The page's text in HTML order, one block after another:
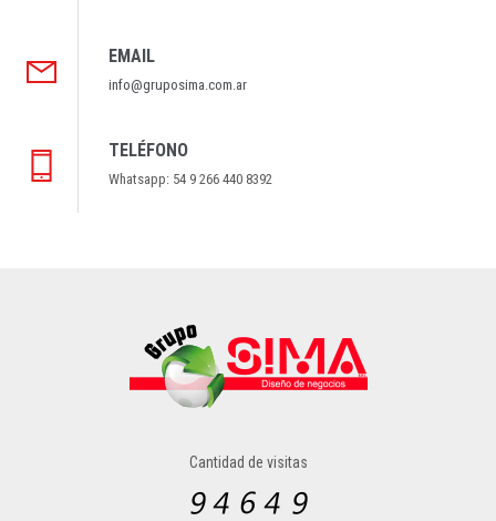
EMAIL
info@gruposima.com.ar
TELÉFONO
Whatsapp: 54 9 266 440 8392
Cantidad de visitas